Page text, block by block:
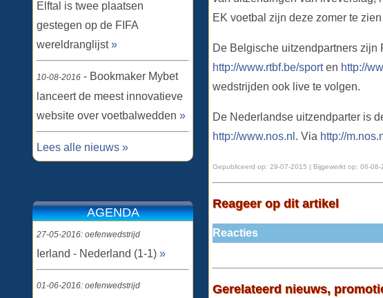
EK voetbal zijn deze zomer te
De Belgische uitzendpartners
http://www.rtbf.be/sporten http://
wedstrijden ook live te volgen.
De Nederlandse uitzendparter is
http://www.nos.nl . Via http://
Gepubliceerd op: 29-07-2015 | Bijgewerkt op: 06-08-
Reageer op dit artikel
Reacties
Gerelateerd nieuws,
Elftal is twee plaatsen
gestegen op de FIFA
wereldranglijst»
10-08-2016 - Bookmaker Mybet
lanceert de meest innovatieve
website over voetbalwedden »
Lees alle nieuws »
AGENDA
27-05-2016: oefenwedstrijd
Ierland - Nederland (1-1) »
01-06-2016: oefenwedstrijd